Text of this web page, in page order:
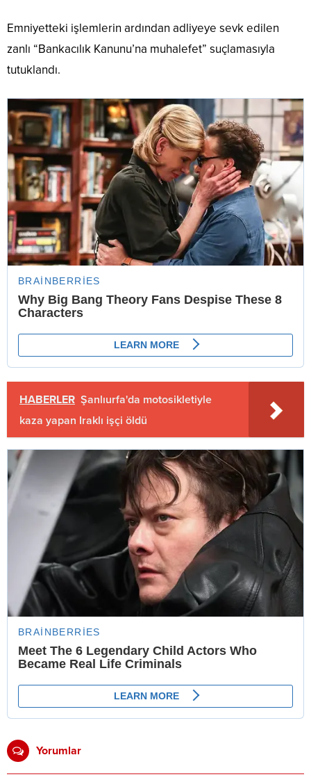
Emniyetteki işlemlerin ardından adliyeye sevk edilen
zanlı “Bankacılık Kanunu’na muhalefet” suçlamasıyla
tutuklandı.
HABERLER Şanlıurfa'da motosikletiyle
kaza yapan Iraklı işçi öldü
Yorumlar